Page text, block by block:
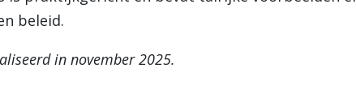
beleid.
in november 2025.